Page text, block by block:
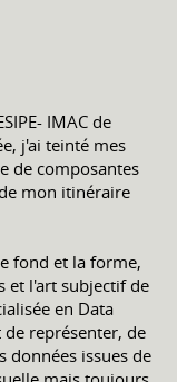
IMAC de
j'ai teinté mes
de composantes
mon itinéraire
fond et la forme,
et l'art subjectif de
en Data
représenter, de
données issues de